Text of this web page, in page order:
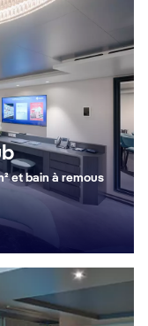
et bain à remous